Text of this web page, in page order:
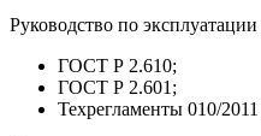
Руководство по
ГОСТ Р 2.610;
ГОСТ Р 2.601;
Техрегламенты 010/